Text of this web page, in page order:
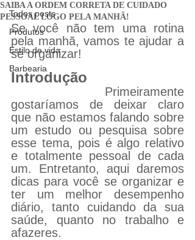
Todos posts
Produtos
Estilo de vida
Barbearia
SAIBA A ORDEM CORRETA DE CUIDADO
PESSOAL LOGO PELA MANHÃ!
Se você não tem uma rotina
pela manhã, vamos te ajudar a
se organizar!
Introdução
Primeiramente
gostaríamos de deixar claro
que não estamos falando sobre
um estudo ou pesquisa sobre
esse tema, pois é algo relativo
e totalmente pessoal de cada
um. Entretanto, aqui daremos
dicas para você se organizar e
ter um melhor desempenho
diário, tanto cuidando da sua
saúde, quanto no trabalho e
afazeres.